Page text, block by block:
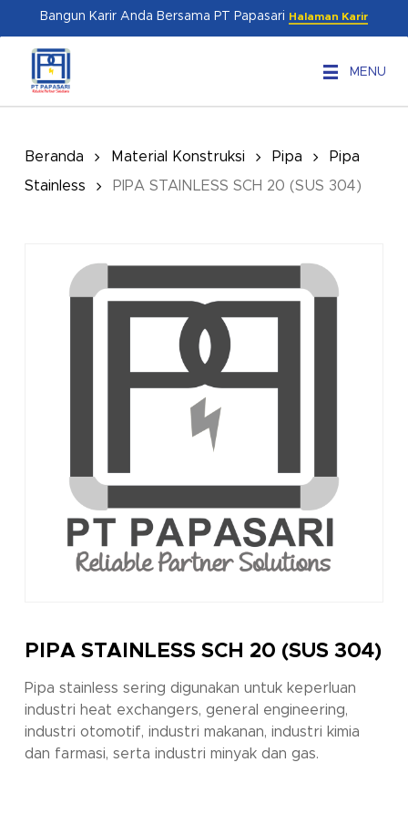
content
Bangun Karir Anda Bersama PT Papasari Halaman Karir
MENU
Beranda Material Konstruksi Pipa
Pipa
Stainless
PIPA STAINLESS SCH 20 (SUS 304)
PIPA STAINLESS SCH 20 (SUS 304)
Pipa stainless sering digunakan untuk keperluan
industri heat exchangers, general engineering,
industri otomotif, industri makanan, industri kimia
dan farmasi, serta industri minyak dan gas.
Menu